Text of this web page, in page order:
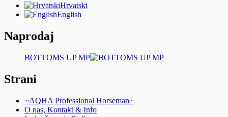
Hrvatski
English
Naprodaj
BOTTOMS UP MP
Strani
~AQHA Professional Horseman~
O nas, Kontakt & Info